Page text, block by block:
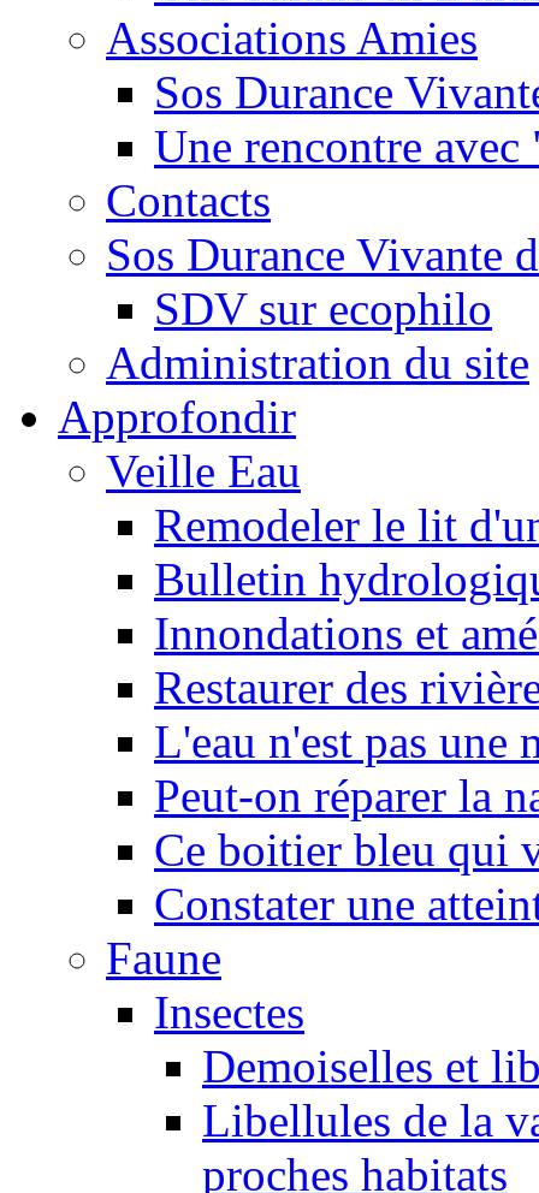
Associations Amies
Sos Durance
Une rencontre
Contacts
Sos Durance Vivante
SDV sur ecophilo
Administration du site
Approfondir
Veille Eau
Remodeler le lit
Bulletin
Innondations et
Restaurer des
L'eau n'est pas une
Peut-on réparer la
Ce boitier bleu qui
Constater une
Faune
Insectes
Demoiselles et
Libellules de la
proches habitats